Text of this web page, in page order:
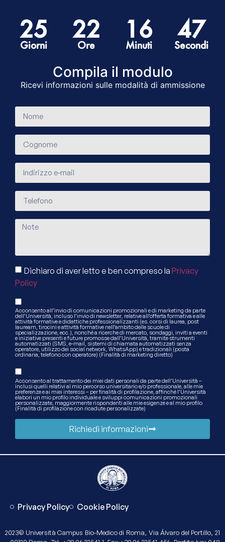
25
Giorni
22
Ore
16
Minuti
46
Secondi
Compila il modulo​
Ricevi informazioni sulle modalità di ammissione
Dichiaro di aver letto e ben compreso la Privacy
Policy
Acconsento all’invio di comunicazioni promozionali e di marketing da parte
dell’Università, incluso l’invio di newsletter, relative all’offerta formativa e alle
attività formative e didattiche professionalizzanti (es. corsi di laurea, post
lauream, tirocini e attività formative nell’ambito delle scuole di
specializzazione, ecc.), nonché a ricerche di mercato, sondaggi, inviti a eventi
e iniziative presenti e future promosse dall’Università, tramite strumenti
automatizzati (SMS, e-mail, sistemi di chiamata automatizzati senza
operatore, utilizzo dei social network, WhatsApp) e tradizionali (posta
ordinaria, telefono con operatore) (Finalità di marketing diretto)
Acconsento al trattamento dei miei dati personali da parte dell’Università –
inclusi quelli relativi al mio percorso universitario e/o professionale, alle mie
preferenze e ai miei interessi – per finalità di profilazione, affinché l’Università
elabori un mio profilo individuale e sviluppi comunicazioni promozionali
personalizzate, maggiormente rispondenti alle mie esigenze e al mio profilo
(Finalità di profilazione con ricadute personalizzate)
Richiedi informazioni
Privacy Policy Cookie Policy
2023© Università Campus Bio-Medico di Roma, Via Álvaro del Portillo, 21